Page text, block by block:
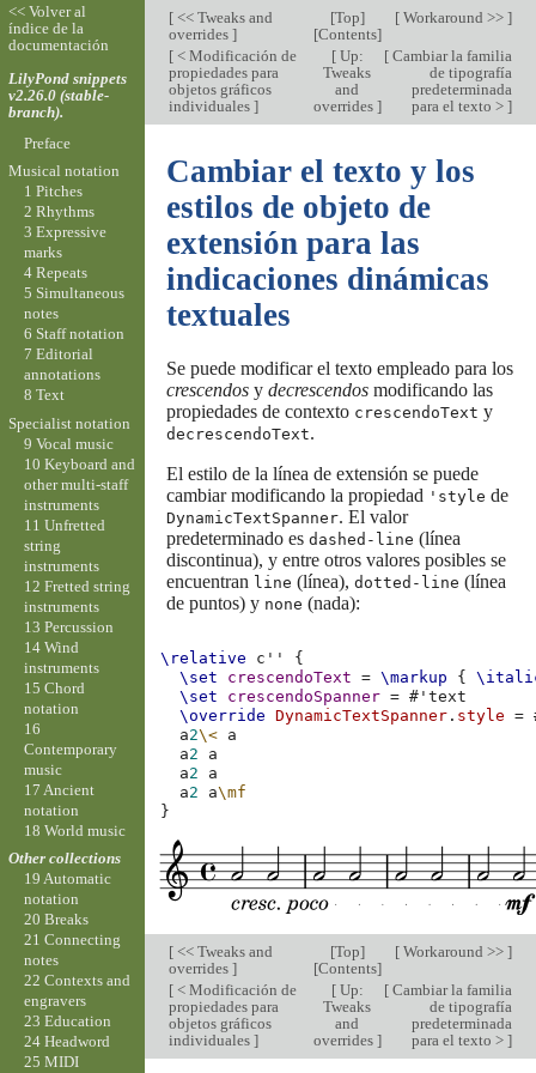
[<< Tweaks and
overrides ]
[Top]
[Contents]
[Workaround >> ]
[< Modificación de
propiedades para
objetos gráficos
individuales ]
[Up:
Tweaks
and
overrides ]
[Cambiar la familia
de tipografía
predeterminada
para el texto > ]
Cambiar el texto y los
estilos de objeto de
extensión para las
indicaciones dinámicas
textuales
Se puede modificar el texto empleado para los
crescendosy decrescendosmodificando las
propiedades de contexto crescendoText y
decrescendoText.
El estilo de la línea de extensión se puede
cambiar modificando la propiedad 'style de
DynamicTextSpanner. El valor
predeterminado es dashed-line (línea
discontinua), y entre otros valores posibles se
encuentran line (línea), dotted-line (línea
de puntos) y none (nada):
\relative c''
{
\set
crescendoText = \markup {
\set
crescendoSpanner = # 'text
\override
DynamicTextSpanner . style =
a2\< a
a2
a
a2
a
a2 a\mf
}
[<< Tweaks and
overrides ]
[Top]
[Contents]
[Workaround >> ]
[< Modificación de
propiedades para
objetos gráficos
individuales ]
[Up:
Tweaks
and
overrides ]
[Cambiar la familia
de tipografía
predeterminada
para el texto > ]
<< Volver al
índice de la
documentación
LilyPond snippets
v2.26.0 (stable-
branch).
Preface
Musical notation
1 Pitches
2 Rhythms
3 Expressive
marks
4 Repeats
5 Simultaneous
notes
6 Staff notation
7 Editorial
annotations
8 Text
Specialist notation
9 Vocal music
10 Keyboard and
other multi-staff
instruments
11 Unfretted
string
instruments
12 Fretted string
instruments
13 Percussion
14 Wind
instruments
15 Chord
notation
16
Contemporary
music
17 Ancient
notation
18 World music
Other collections
19 Automatic
notation
20 Breaks
21 Connecting
notes
22 Contexts and
engravers
23 Education
24 Headword
25 MIDI